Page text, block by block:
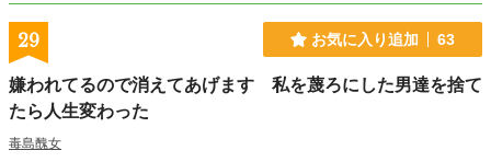
29 お気に入り追加 63
嫌われてるので消えてあげます 私を蔑ろにした男達を捨て
たら人生変わった
毒島醜女